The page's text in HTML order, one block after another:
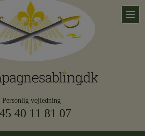
Personlig vejledning
40 11 81 07